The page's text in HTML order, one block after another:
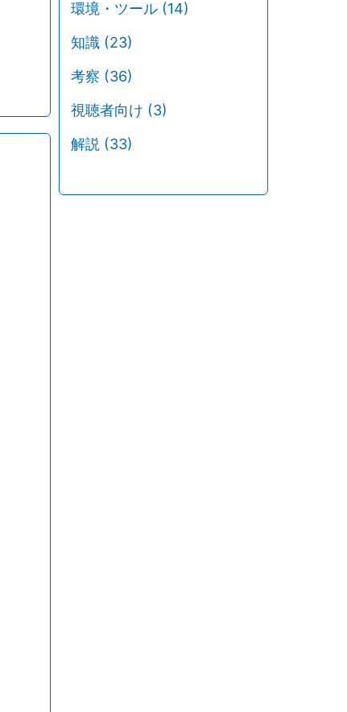
環境・ツール (14)
知識 (23)
考察 (36)
視聴者向け (3)
解説 (33)